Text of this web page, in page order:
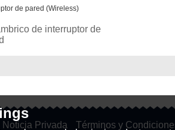
de pared (Wireless)
de interruptor de
Noticia Privada Términos y